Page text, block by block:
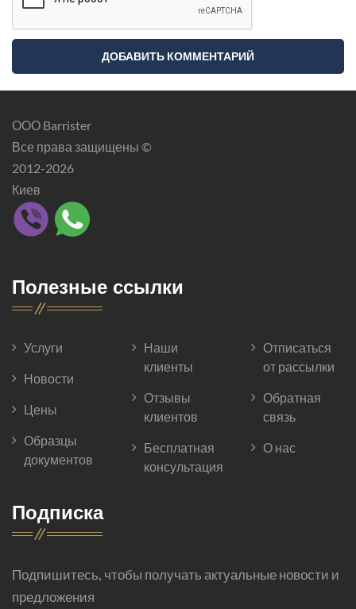
ООО Barrister
Все права защищены ©
2012-2026
Киев
Полезные ссылки
Услуги
Новости
Цены
Образцы
документов
Наши
клиенты
Отзывы
клиентов
Бесплатная
консультация
Отписаться
от рассылки
Обратная
связь
О нас
Подписка
Подпишитесь, чтобы получать актуальные новости и
предложения